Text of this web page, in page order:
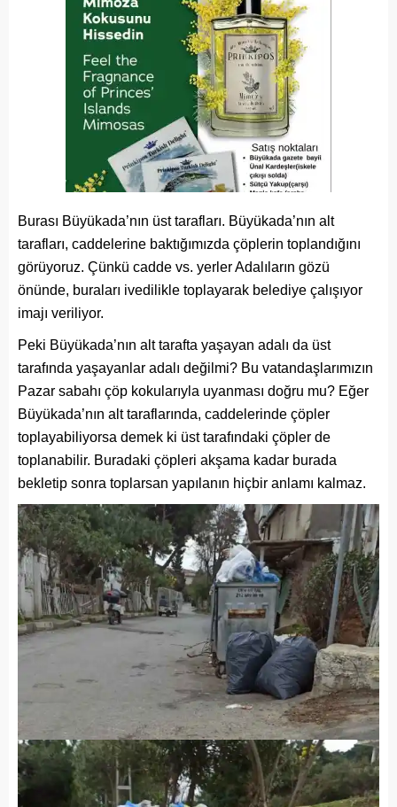
Burası Büyükada’nın üst tarafları. Büyükada’nın alt
tarafları, caddelerine baktığımızda çöplerin toplandığını
görüyoruz. Çünkü cadde vs. yerler Adalıların gözü
önünde, buraları ivedilikle toplayarak belediye çalışıyor
imajı veriliyor.
Peki Büyükada’nın alt tarafta yaşayan adalı da üst
tarafında yaşayanlar adalı değilmi? Bu vatandaşlarımızın
Pazar sabahı çöp kokularıyla uyanması doğru mu? Eğer
Büyükada’nın alt taraflarında, caddelerinde çöpler
toplayabiliyorsa demek ki üst tarafındaki çöpler de
toplanabilir. Buradaki çöpleri akşama kadar burada
bekletip sonra toplarsan yapılanın hiçbir anlamı kalmaz.